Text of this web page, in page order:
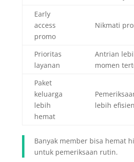
Early
access
promo
Nikmati
Prioritas
layanan
Antrian
momen
Paket
keluarga
lebih
hemat
lebih efisien
Banyak member bisa hemat
untuk pemeriksaan rutin.